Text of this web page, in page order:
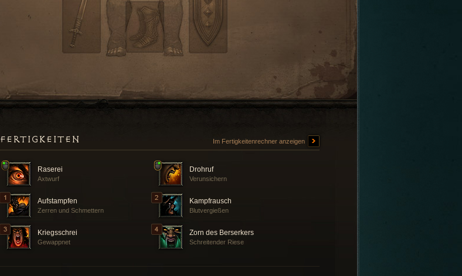
FERTIGKEITEN Im Fertigkeitenrechner anzeigen
Raserei
Axtwurf
Drohruf
Verunsichern
Aufstampfen
Zerren und Schmettern
Kampfrausch
Blutvergießen
Kriegsschrei
Gewappnet
Zorn des Berserkers
Schreitender Riese